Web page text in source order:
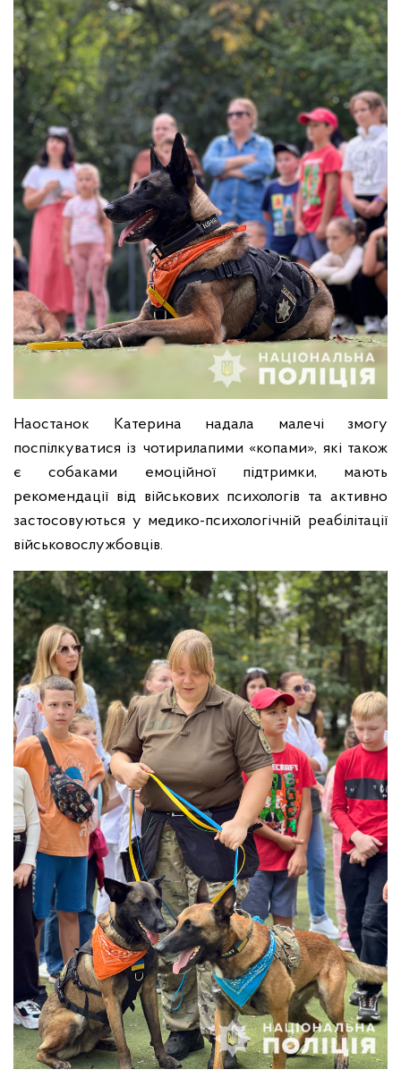
Наостанок Катерина надала малечі змогу
поспілкуватися із чотирилапими «копами», які також
є собаками емоційної підтримки, мають
рекомендації від військових психологів та активно
застосовуються у медико-психологічній реабілітації
військовослужбовців.